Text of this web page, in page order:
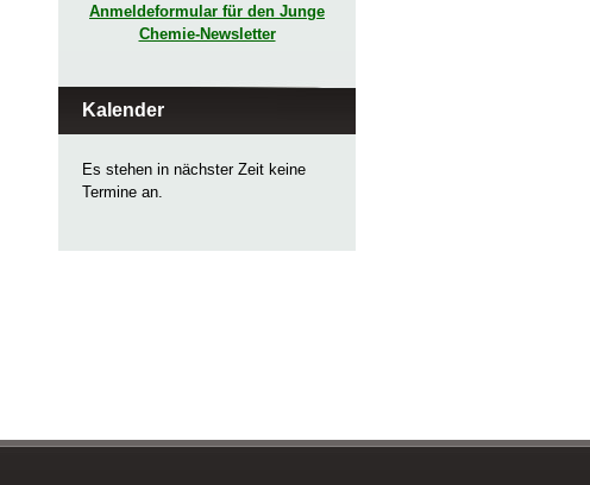
Anmeldeformular für den Junge
Chemie-Newsletter
Kalender
Es stehen in nächster Zeit keine
Termine an.